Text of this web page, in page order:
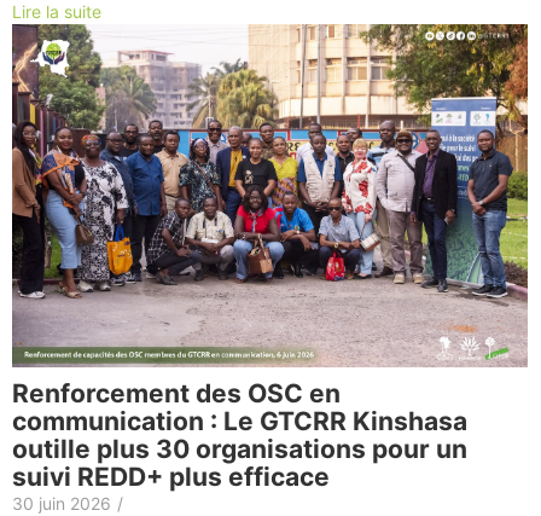
Lire la suite
Renforcement des OSC en
communication : Le GTCRR Kinshasa
outille plus 30 organisations pour un
suivi REDD+ plus efficace
30 juin 2026 /